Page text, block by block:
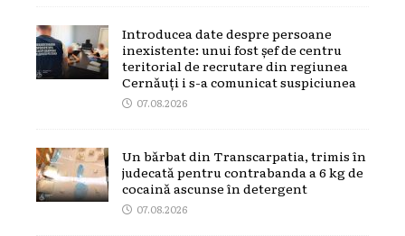
Introducea date despre persoane
inexistente: unui fost șef de centru
teritorial de recrutare din regiunea
Cernăuți i s-a comunicat suspiciunea
07.08.2026
Un bărbat din Transcarpatia, trimis în
judecată pentru contrabanda a 6 kg de
cocaină ascunse în detergent
07.08.2026